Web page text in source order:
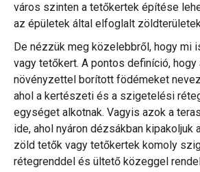
Rólam
Szolgáltatás
Portfólió
város szinten a tetőkertek építése
az épületek által elfoglalt
De nézzük meg közelebbről, hogy mi
vagy tetőkert. A pontos definíció, hogy
növényzettel borított födémeket
ahol a kertészeti és a szigetelési
egységet alkotnak. Vagyis azok a
ide, ahol nyáron dézsákban kipakoljuk
zöld tetők vagy tetőkertek komoly
rétegrenddel és ültető közeggel